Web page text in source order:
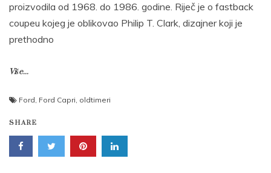
proizvodila od 1968. do 1986. godine. Riječ je o fastback
coupeu kojeg je oblikovao Philip T. Clark, dizajner koji je
prethodno
Više...
Ford, Ford Capri, oldtimeri
SHARE